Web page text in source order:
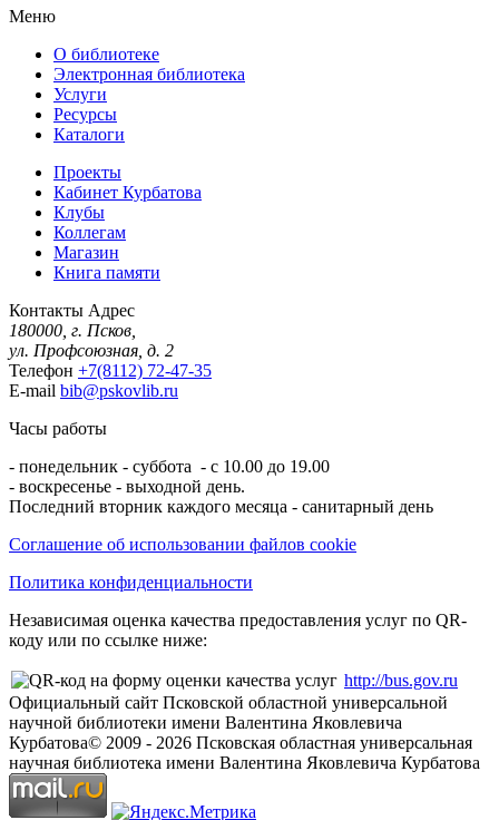
Меню
О библиотеке
Электронная библиотека
Услуги
Ресурсы
Каталоги
Проекты
Кабинет Курбатова
Клубы
Коллегам
Магазин
Книга памяти
Контакты Адрес
180000, г. Псков,
ул. Профсоюзная, д. 2
Телефон +7(8112) 72-47-35
E-mail bib@pskovlib.ru
Часы работы
- понедельник - суббота - с 10.00 до 19.00
- воскресенье - выходной день.
Последний вторник каждого месяца - санитарный день
Соглашение об использовании файлов cookie
Политика конфиденциальности
Независимая оценка качества предоставления услуг по QR-
коду или по ссылке ниже:
http://bus.gov.ru
Официальный сайт Псковской областной универсальной
научной библиотеки имени Валентина Яковлевича
Курбатова© 2009 - 2026 Псковская областная универсальная
научная библиотека имени Валентина Яковлевича Курбатова